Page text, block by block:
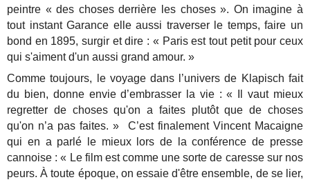
peintre « des choses derrière les choses ». On imagine à
tout instant Garance elle aussi traverser le temps, faire un
bond en 1895, surgir et dire : « Paris est tout petit pour ceux
qui s'aiment d'un aussi grand amour. »
Comme toujours, le voyage dans l’univers de Klapisch fait
du bien, donne envie d’embrasser la vie : « Il vaut mieux
regretter de choses qu'on a faites plutôt que de choses
qu'on n’a pas faites. » C’est finalement Vincent Macaigne
qui en a parlé le mieux lors de la conférence de presse
cannoise : « Le film est comme une sorte de caresse sur nos
peurs. À toute époque, on essaie d'être ensemble, de se lier,